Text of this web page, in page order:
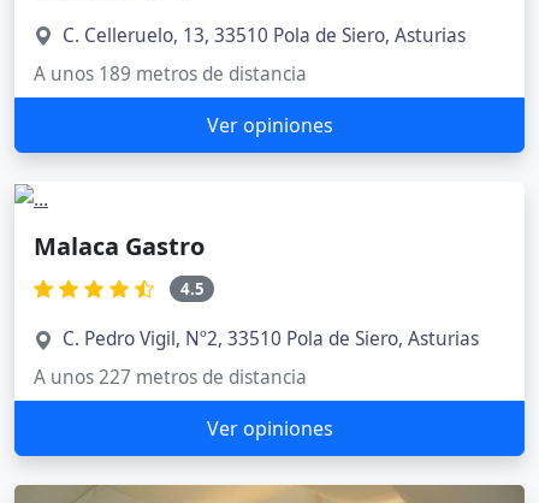
C. Celleruelo, 13, 33510 Pola de Siero, Asturias
A unos 189 metros de distancia
Ver opiniones
Malaca Gastro
4.5
C. Pedro Vigil, Nº2, 33510 Pola de Siero, Asturias
A unos 227 metros de distancia
Ver opiniones